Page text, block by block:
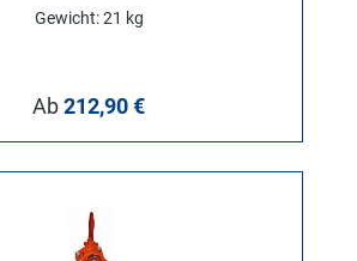
Gewicht: 21 kg
Regulärer Preis:
Ab212,90 €